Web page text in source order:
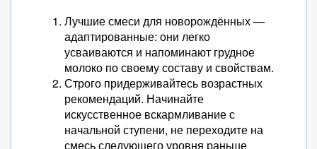
Лучшие смеси для новорождённых —
адаптированные: они легко
усваиваются и напоминают грудное
молоко по своему составу и свойствам.
Строго придерживайтесь возрастных
рекомендаций. Начинайте
искусственное вскармливание с
начальной ступени, не переходите на
смесь следующего уровня раньше